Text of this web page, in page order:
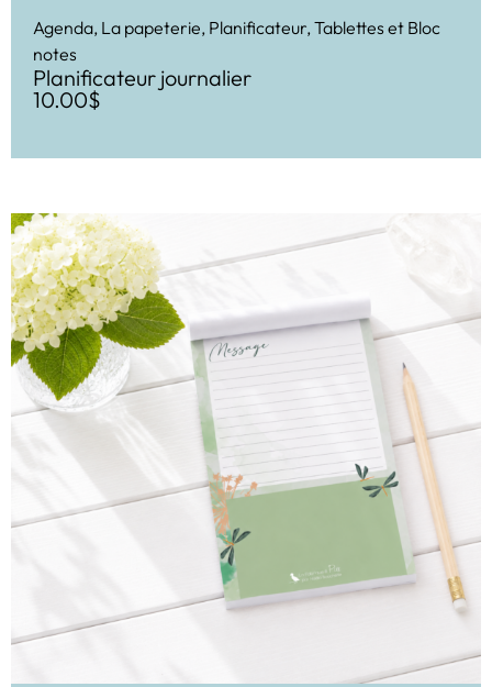
Agenda, La papeterie, Planificateur, Tablettes et Bloc
notes
Planificateur journalier
10.00$